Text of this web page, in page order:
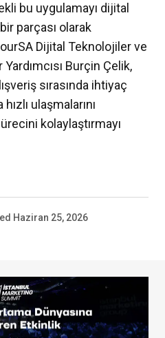
bu uygulamayı dijital
parçası olarak
Dijital Teknolojiler ve
Burçin Çelik,
sırasında ihtiyaç
ulaşmalarını
kolaylaştırmayı
Haziran 25, 2026